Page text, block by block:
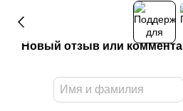
Новый отзыв или